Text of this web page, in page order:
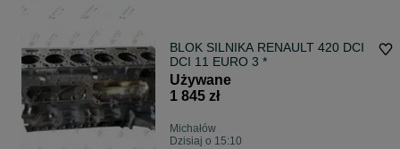
BLOK SILNIKA RENAULT 420 DCI
DCI 11 EURO 3 *
Używane
1 845 zł
Michałów
Dzisiaj o 15:10